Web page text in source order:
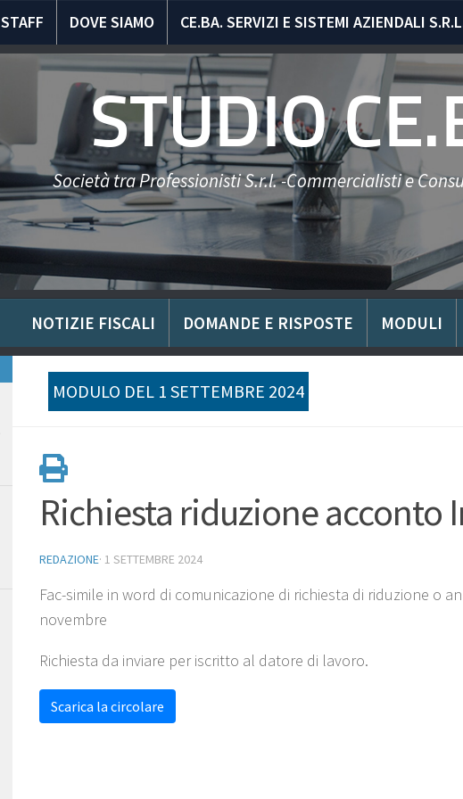
STAFF DOVE SIAMO CE.BA. SERVIZI E SISTEMI AZIENDALI
STUDIO
Società tra Professionisti S.r.l. -Commercialisti e
NOTIZIE FISCALI DOMANDE E RISPOSTE MODULI
MODULO DEL 1 SETTEMBRE 2024
Richiesta riduzione acconto
REDAZIONE· 1 SETTEMBRE 2024
Fac-simile in word di comunicazione di richiesta di riduzione o
novembre
Richiesta da inviare per iscritto al datore di lavoro.
Scarica la circolare